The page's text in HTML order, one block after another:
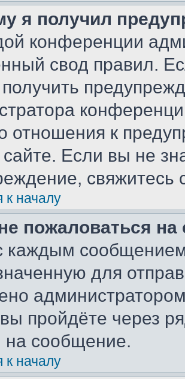
я получил
конференции
свод правил.
отношения к
Если вы не
к началу
пожаловаться
каждым сообщением
для
вы пройдёте через
сообщение.
к началу